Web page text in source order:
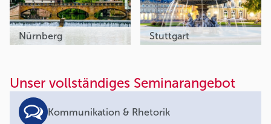
Unser vollständiges Seminarangebot
Kommunikation & Rhetorik
Nürnberg Stuttgart